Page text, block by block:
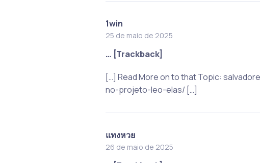
1win
25 de maio de 2025
… [Trackback]
[…] Read More on to that Topic:
no-projeto-leo-elas/ […]
แทงหวย
26 de maio de 2025